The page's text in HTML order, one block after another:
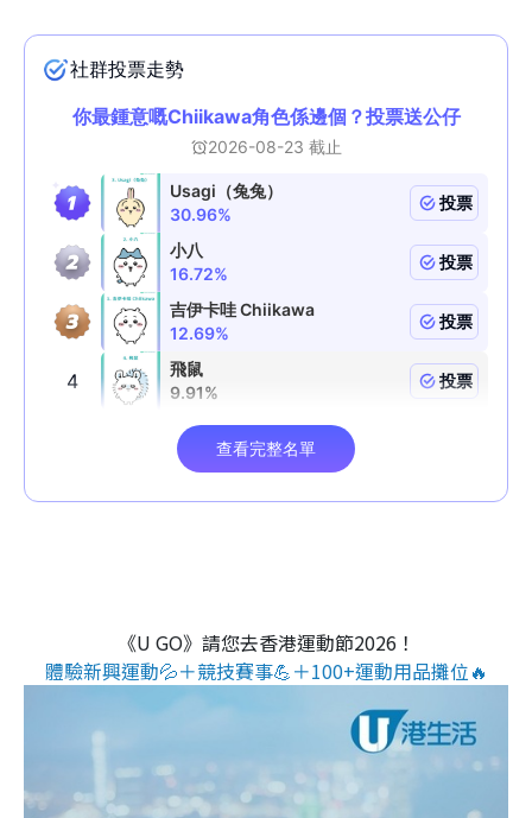
《U GO》請您去香港運動節2026！
體驗新興運動💦＋競技賽事💪＋100+運動用品攤位🔥